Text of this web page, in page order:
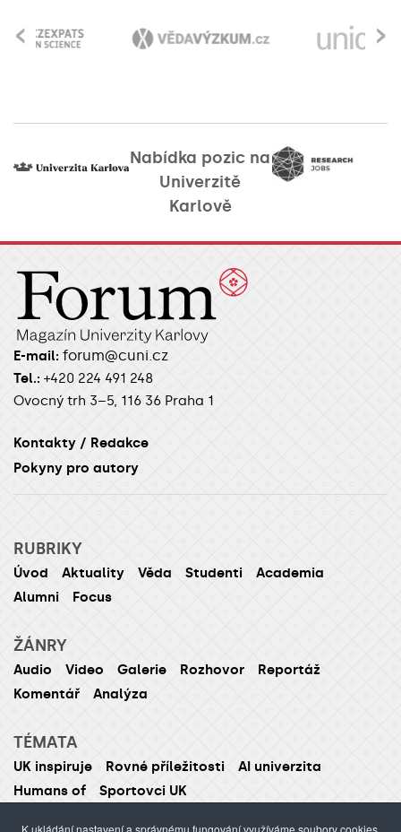
›
‹
Nabídka pozic na
Univerzitě
Karlově
E-mail: forum@cuni.cz
Tel.: +420 224 491 248
Ovocný trh 3–5, 116 36 Praha 1
Kontakty / Redakce
Pokyny pro autory
RUBRIKY
Úvod Aktuality Věda Studenti
Academia
Alumni
Focus
ŽÁNRY
Audio Video Galerie Rozhovor
Reportáž
Komentář
Analýza
TÉMATA
UK inspiruje Rovné příležitosti
AI univerzita
Humans of
Sportovci UK
K ukládání nastavení a správnému fungování využíváme soubory cookies.